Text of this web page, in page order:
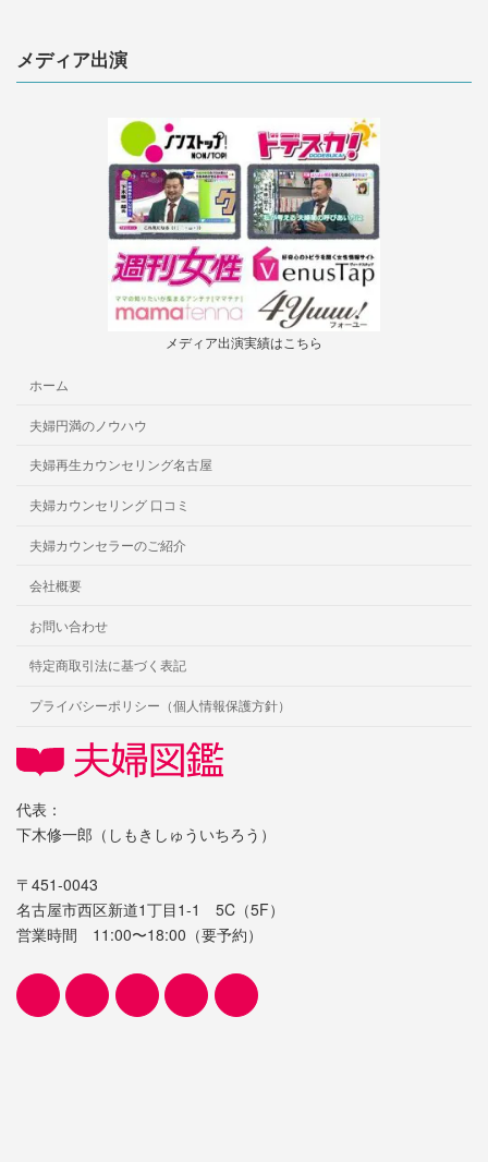
メディア出演
メディア出演実績はこちら
ホーム
夫婦円満のノウハウ
夫婦再生カウンセリング名古屋
夫婦カウンセリング 口コミ
夫婦カウンセラーのご紹介
会社概要
お問い合わせ
特定商取引法に基づく表記
プライバシーポリシー（個人情報保護方針）
代表：
下木修一郎（しもきしゅういちろう）
〒451-0043
名古屋市西区新道1丁目1-1 5C（5F）
営業時間 11:00〜18:00（要予約）